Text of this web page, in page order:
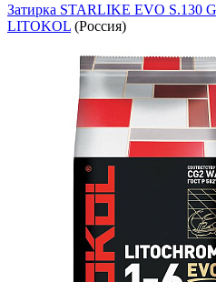
Затирка STARLIKE EVO S.130
LITOKOL (Россия)